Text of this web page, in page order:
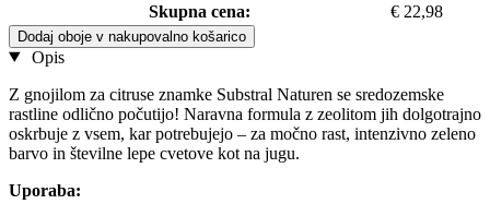
Skupna cena:
€ 22,98
Dodaj oboje v nakupovalno košarico
Opis
Z gnojilom za citruse znamke Substral Naturen se sredozemske
rastline odlično počutijo! Naravna formula z zeolitom jih dolgotrajno
oskrbuje z vsem, kar potrebujejo – za močno rast, intenzivno zeleno
barvo in številne lepe cvetove kot na jugu.
Uporaba: